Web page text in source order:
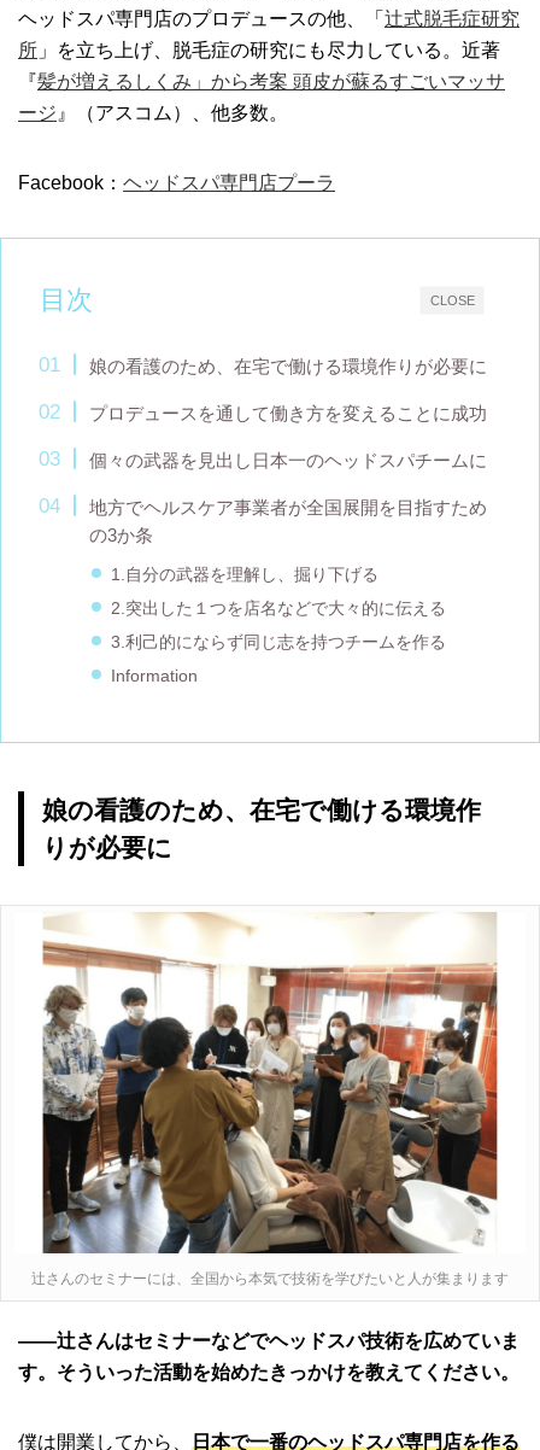
ヘッドスパ専門店のプロデュースの他、「 辻式脱毛症研究
所 」を立ち上げ、脱毛症の研究にも尽力している。近著
『髪が増えるしくみ」から考案 頭皮が蘇るすごいマッサ
ージ 』（アスコム）、他多数。
Facebook： ヘッドスパ専門店プーラ
CLOSE
目次
娘の看護のため、在宅で働ける環境作りが必要に
プロデュースを通して働き方を変えることに成功
個々の武器を見出し日本一のヘッドスパチームに
地方でヘルスケア事業者が全国展開を目指すため
の3か条
1.自分の武器を理解し、掘り下げる
2.突出した１つを店名などで大々的に伝える
3.利己的にならず同じ志を持つチームを作る
Information
娘の看護のため、在宅で働ける環境作
りが必要に
辻さんのセミナーには、全国から本気で技術を学びたいと人が集まります
――辻さんはセミナーなどでヘッドスパ技術を広めていま
す。そういった活動を始めたきっかけを教えてください。
僕は開業してから、 日本で一番のヘッドスパ専門店を作る